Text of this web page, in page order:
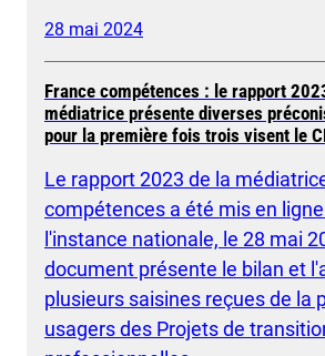
28 mai 2024
France compétences : le rapport
médiatrice présente diverses
pour la première fois trois visent le
Le rapport 2023 de la
compétences a été mis en
l'instance nationale, le 28 mai
document présente le bilan et
plusieurs saisines reçues de la
usagers des Projets de